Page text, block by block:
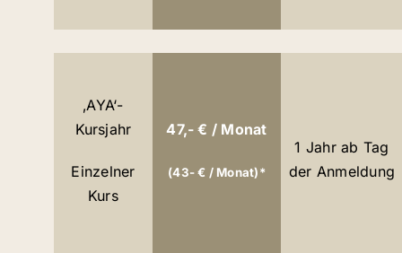
‚AYA‘-
Kursjahr
Einzelner
Kurs
47,- € / Monat
(43- € / Monat)*
1 Jahr ab Tag
der Anmeldung